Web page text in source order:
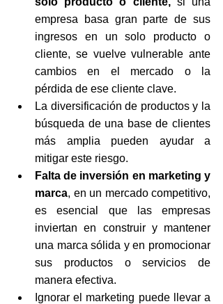
empresa basa gran parte de sus
ingresos en un solo producto o
cliente, se vuelve vulnerable ante
cambios en el mercado o la
pérdida de ese cliente clave.
La diversificación de productos y la
búsqueda de una base de clientes
más amplia pueden ayudar a
mitigar este riesgo.
Falta de inversión en marketing y
marca, en un mercado competitivo,
es esencial que las empresas
inviertan en construir y mantener
una marca sólida y en promocionar
sus productos o servicios de
manera efectiva.
Ignorar el marketing puede llevar a